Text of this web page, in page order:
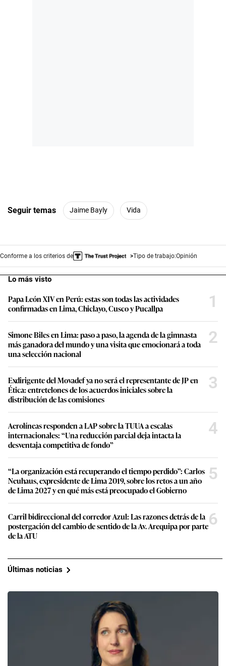
Seguir temas Jaime Bayly Vida
Conforme a los criterios de Tipo de trabajo:Opinión
Lo más visto
Papa León XIV en Perú: estas son todas las actividades
confirmadas en Lima, Chiclayo, Cusco y Pucallpa
1
Simone Biles en Lima: paso a paso, la agenda de la gimnasta
más ganadora del mundo y una visita que emocionará a toda
una selección nacional
2
Exdirigente del Movadef ya no será el representante de JP en
Ética: entretelones de los acuerdos iniciales sobre la
distribución de las comisiones
3
Aerolíneas responden a LAP sobre la TUUA a escalas
internacionales: “Una reducción parcial deja intacta la
desventaja competitiva de fondo”
4
“La organización está recuperando el tiempo perdido”: Carlos
Neuhaus, expresidente de Lima 2019, sobre los retos a un año
de Lima 2027 y en qué más está preocupado el Gobierno
5
Carril bidireccional del corredor Azul: Las razones detrás de la
postergación del cambio de sentido de la Av. Arequipa por parte
de la ATU
6
Últimas noticias